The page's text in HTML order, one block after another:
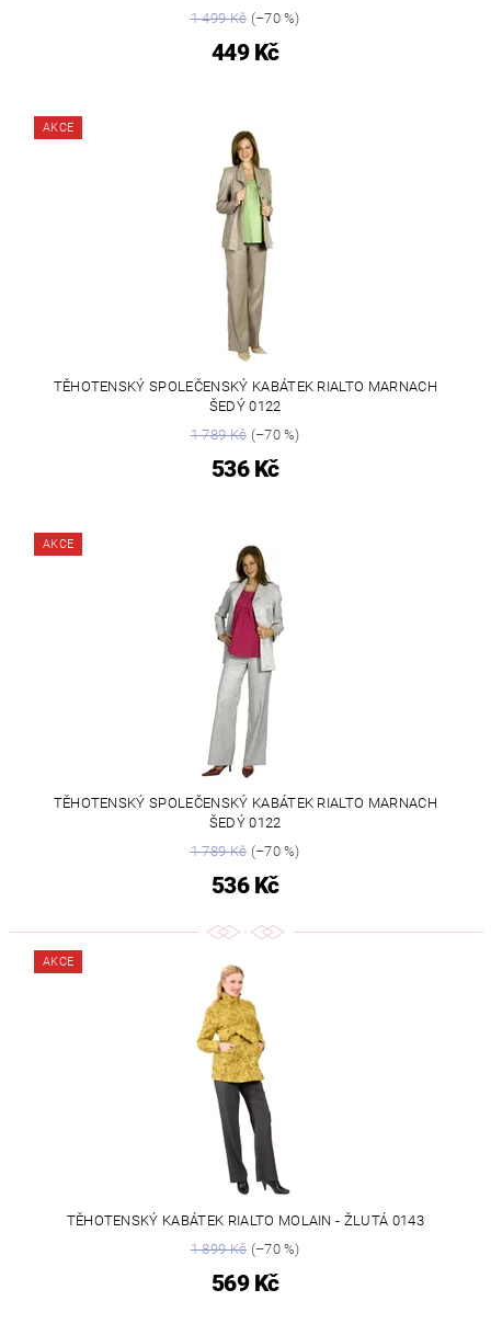
1 499 Kč(–70 %)
449 Kč
AKCE
TĚHOTENSKÝ SPOLEČENSKÝ KABÁTEK RIALTO MARNACH
ŠEDÝ 0122
1 789 Kč(–70 %)
536 Kč
AKCE
TĚHOTENSKÝ SPOLEČENSKÝ KABÁTEK RIALTO MARNACH
ŠEDÝ 0122
1 789 Kč(–70 %)
536 Kč
AKCE
TĚHOTENSKÝ KABÁTEK RIALTO MOLAIN - ŽLUTÁ 0143
1 899 Kč(–70 %)
569 Kč